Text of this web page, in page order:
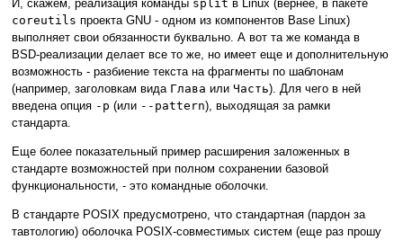
И, скажем, реализация команды split в Linux (вернее, в пакете
coreutils проекта GNU - одном из компонентов Base Linux)
выполняет свои обязанности буквально. А вот та же команда в
BSD-реализации делает все то же, но имеет еще и дополнительную
возможность - разбиение текста на фрагменты по шаблонам
(например, заголовкам вида Глава или Часть). Для чего в ней
введена опция -p (или --pattern), выходящая за рамки
стандарта.
Еще более показательный пример расширения заложенных в
стандарте возможностей при полном сохранении базовой
функциональности, - это командные оболочки.
В стандарте POSIX предусмотрено, что стандартная (пардон за
тавтологию) оболочка POSIX-совместимых систем (еще раз прошу